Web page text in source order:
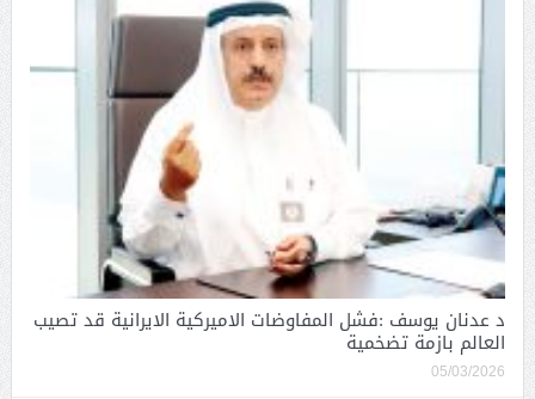
د عدنان يوسف :فشل المفاوضات الاميركية الايرانية قد تصيب
العالم بازمة تضخمية
05/03/2026